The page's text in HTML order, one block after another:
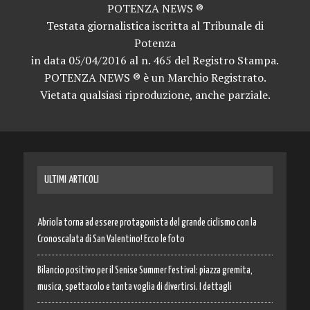
POTENZA NEWS ®
Testata giornalistica iscritta al Tribunale di
Potenza
in data 05/04/2016 al n. 465 del Registro Stampa.
POTENZA NEWS ® è un Marchio Registrato.
Vietata qualsiasi riproduzione, anche parziale.
ULTIMI ARTICOLI
Abriola torna ad essere protagonista del grande ciclismo con la
Cronoscalata di San Valentino! Ecco le foto
Bilancio positivo per il Senise Summer Festival: piazza gremita,
musica, spettacolo e tanta voglia di divertirsi. I dettagli